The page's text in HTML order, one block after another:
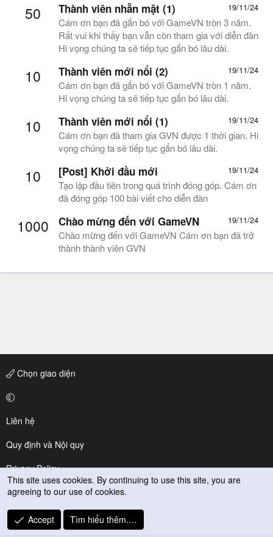
50 19/11/24
Thành viên nhẵn mặt (1)
Cám ơn bạn đã gắn bó với GameVN tròn 3 năm.
Rất vui khi thấy bạn vẫn còn tham gia với diễn đàn
Hi vọng chúng ta sẽ tiếp tục gắn bó lâu dài.
10 19/11/24
Thành viên mới nổi (2)
Cám ơn bạn đã gắn bó với GameVN tròn 1 năm.
Hi vọng chúng ta sẽ tiếp tục gắn bó lâu dài.
10 19/11/24
Thành viên mới nổi (1)
Cám ơn bạn đã tham gia GVN được 1 thời gian. Hi
vọng chúng ta sẽ tiếp tục gắn bó lâu dài.
10 19/11/24
[Post] Khởi đầu mới
Tạo lập đầu tiên trong quá trình đóng góp. Cám ơn
đã đóng góp 100 bài viết cho diễn đàn
1000 19/11/24
Chào mừng đến với GameVN
Chào mừng đến với GameVN Cám ơn bạn đã trở
thành thành viên GVN
Chọn giao diện
Liên hệ
Quy định và Nội quy
Privacy Policy
Trợ giúp
R
S
This site uses cookies. By continuing to use this site, you are
agreeing to our use of cookies.
Accept Tìm hiểu thêm.…